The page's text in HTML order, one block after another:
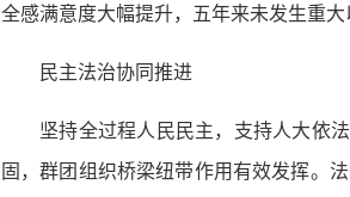
全感满意度大幅提升，五年来未发生重
民主法治协同推进
坚持全过程人民民主，支持人大依
固，群团组织桥梁纽带作用有效发挥。